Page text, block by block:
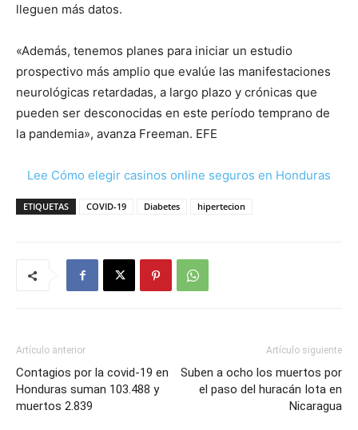
lleguen más datos.
«Además, tenemos planes para iniciar un estudio
prospectivo más amplio que evalúe las manifestaciones
neurológicas retardadas, a largo plazo y crónicas que
pueden ser desconocidas en este período temprano de
la pandemia», avanza Freeman. EFE
Lee Cómo elegir casinos online seguros en Honduras
ETIQUETAS COVID-19 Diabetes hipertecion
Artículo anterior
Contagios por la covid-19 en
Honduras suman 103.488 y
muertos 2.839
Artículo siguiente
Suben a ocho los muertos por
el paso del huracán Iota en
Nicaragua